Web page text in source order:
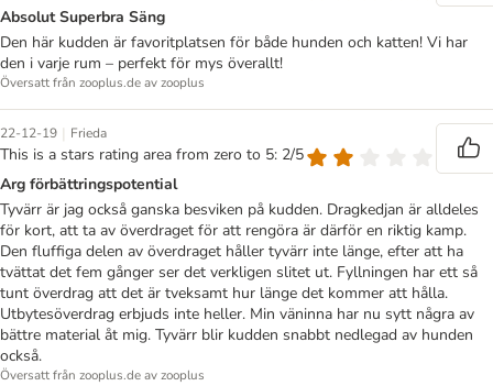
Absolut Superbra Säng
Den här kudden är favoritplatsen för både hunden och katten! Vi har
den i varje rum – perfekt för mys överallt!
Översatt från zooplus.de av zooplus
22-12-19 | Frieda
This is a stars rating area from zero to 5: 2/5
Arg förbättringspotential
Tyvärr är jag också ganska besviken på kudden. Dragkedjan är alldeles
för kort, att ta av överdraget för att rengöra är därför en riktig kamp.
Den fluffiga delen av överdraget håller tyvärr inte länge, efter att ha
tvättat det fem gånger ser det verkligen slitet ut. Fyllningen har ett så
tunt överdrag att det är tveksamt hur länge det kommer att hålla.
Utbytesöverdrag erbjuds inte heller. Min väninna har nu sytt några av
bättre material åt mig. Tyvärr blir kudden snabbt nedlegad av hunden
också.
Översatt från zooplus.de av zooplus